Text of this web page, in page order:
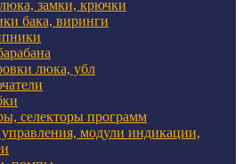
замки, крючки
бака, виринги
люка, убл
селекторы программ
модули индикации,